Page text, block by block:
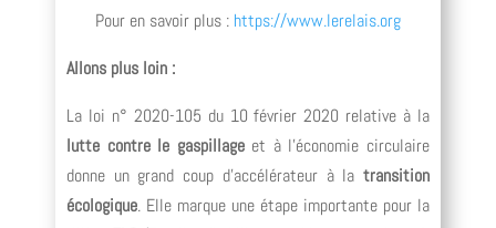
Pour en savoir plus : https://www.lerelais.org
Allons plus loin :
La loi n° 2020-105 du 10 février 2020 relative à la
lutte contre le gaspillageet à l’économie circulaire
donne un grand coup d’accélérateur à la transition
écologique. Elle marque une étape importante pour la